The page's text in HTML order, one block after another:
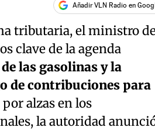
Añadir VLN Radio en
tributaria, el ministro
clave de la agenda
las gasolinas y la
de contribuciones para
alzas en los
la autoridad